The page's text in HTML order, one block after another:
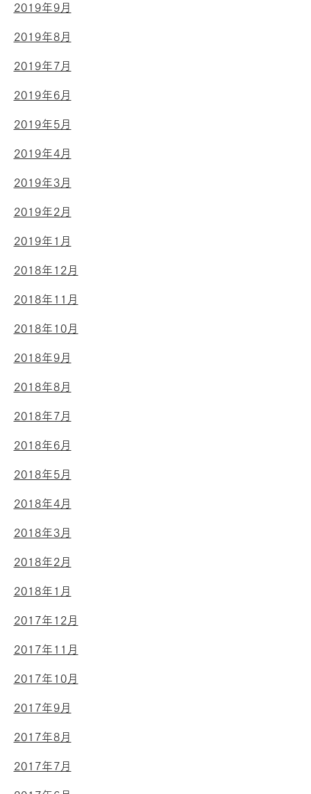
2019年9月
2019年8月
2019年7月
2019年6月
2019年5月
2019年4月
2019年3月
2019年2月
2019年1月
2018年12月
2018年11月
2018年10月
2018年9月
2018年8月
2018年7月
2018年6月
2018年5月
2018年4月
2018年3月
2018年2月
2018年1月
2017年12月
2017年11月
2017年10月
2017年9月
2017年8月
2017年7月